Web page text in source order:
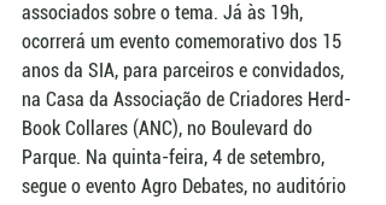
associados sobre o tema. Já às 19h,
ocorrerá um evento comemorativo dos 15
anos da SIA, para parceiros e convidados,
na Casa da Associação de Criadores Herd-
Book Collares (ANC), no Boulevard do
Parque. Na quinta-feira, 4 de setembro,
segue o evento Agro Debates, no auditório